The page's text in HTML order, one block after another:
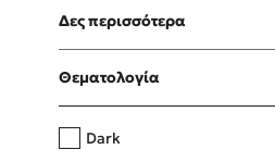
Η μέθοδος Αφήστε
Λευκώματα - Έγχρωμοι
Μαγειρική
Δες περισσότερα
Θεματολογία
Dark